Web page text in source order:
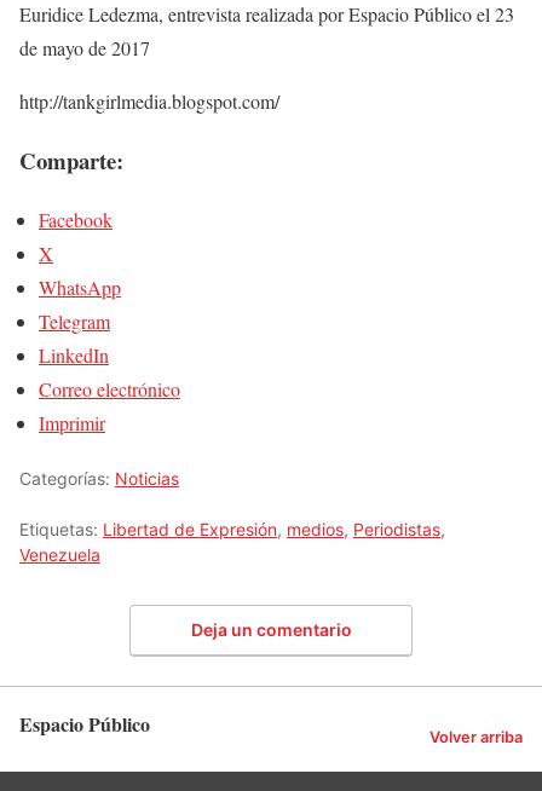
Euridice Ledezma, entrevista realizada por Espacio Público el 23
de mayo de 2017
http://tankgirlmedia.blogspot.com/
Comparte:
Facebook
X
WhatsApp
Telegram
LinkedIn
Correo electrónico
Imprimir
Categorías: Noticias
Etiquetas: Libertad de Expresión, medios, Periodistas,
Venezuela
Deja un comentario
Espacio Público Volver arriba